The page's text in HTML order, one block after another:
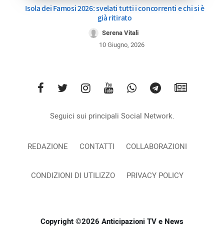
Isola dei Famosi 2026: svelati tutti i concorrenti e chi si è
già ritirato
Serena Vitali
10 Giugno, 2026
Seguici sui principali Social Network.
REDAZIONE CONTATTI COLLABORAZIONI
CONDIZIONI DI UTILIZZO PRIVACY POLICY
Copyright ©2026 Anticipazioni TV e News